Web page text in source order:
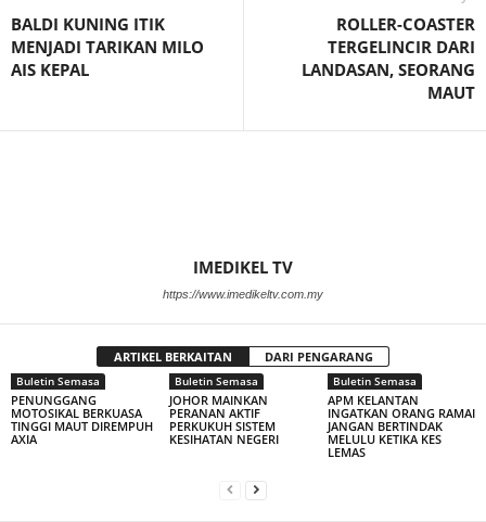
BALDI KUNING ITIK
MENJADI TARIKAN MILO
AIS KEPAL
ROLLER-COASTER
TERGELINCIR DARI
LANDASAN, SEORANG
MAUT
IMEDIKEL TV
https://www.imedikeltv.com.my
ARTIKEL BERKAITAN DARI PENGARANG
Buletin Semasa
PENUNGGANG
MOTOSIKAL BERKUASA
TINGGI MAUT DIREMPUH
AXIA
Buletin Semasa
JOHOR MAINKAN
PERANAN AKTIF
PERKUKUH SISTEM
KESIHATAN NEGERI
Buletin Semasa
APM KELANTAN
INGATKAN ORANG RAMAI
JANGAN BERTINDAK
MELULU KETIKA KES
LEMAS